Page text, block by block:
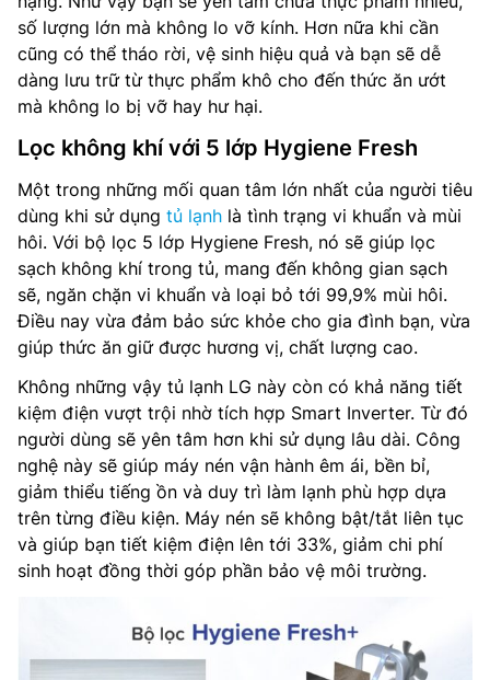
số lượng lớn mà không lo vỡ kính. Hơn nữa khi cần
cũng có thể tháo rời, vệ sinh hiệu quả và bạn sẽ dễ
dàng lưu trữ từ thực phẩm khô cho đến thức ăn ướt
mà không lo bị vỡ hay hư hại.
Lọc không khí với 5 lớp Hygiene Fresh
Một trong những mối quan tâm lớn nhất của người tiêu
dùng khi sử dụng tủ lạnh là tình trạng vi khuẩn và mùi
hôi. Với bộ lọc 5 lớp Hygiene Fresh, nó sẽ giúp lọc
sạch không khí trong tủ, mang đến không gian sạch
sẽ, ngăn chặn vi khuẩn và loại bỏ tới 99,9% mùi hôi.
Điều nay vừa đảm bảo sức khỏe cho gia đình bạn, vừa
giúp thức ăn giữ được hương vị, chất lượng cao.
Không những vậy tủ lạnh LG này còn có khả năng tiết
kiệm điện vượt trội nhờ tích hợp Smart Inverter. Từ đó
người dùng sẽ yên tâm hơn khi sử dụng lâu dài. Công
nghệ này sẽ giúp máy nén vận hành êm ái, bền bỉ,
giảm thiểu tiếng ồn và duy trì làm lạnh phù hợp dựa
trên từng điều kiện. Máy nén sẽ không bật/tắt liên tục
và giúp bạn tiết kiệm điện lên tới 33%, giảm chi phí
sinh hoạt đồng thời góp phần bảo vệ môi trường.